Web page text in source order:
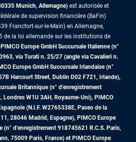
Munich, Allemagne) est autorisée et
de supervision financière (BaFin)
Francfort-sur-le-Main) en Allemagne,
de la loi allemande sur les institutions de
PIMCO Europe GmbH Succursale Italienne (n°
via Turati n. 25/27 (angle via Cavalieri n.
Europe GmbH Succursale Irlandaise (n°
Harcourt Street, Dublin D02 F721, Irlande),
Britannique (n° d'enregistrement
Londres W1U 3AH, Royaume-Uni), PIMCO
(N.I.F. W2765338E, Paseo de la
28046 Madrid, Espagne), PIMCO Europe
(n° d'enregistrement 918745621 R.C.S. Paris,
75009 Paris, France) et PIMCO Europe